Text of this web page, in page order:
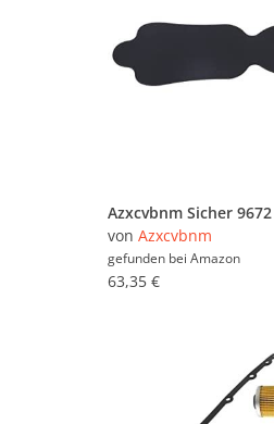
von Azxcvbnm
gefunden bei Amazon
63,35 €